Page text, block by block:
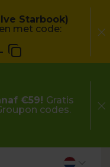
Starbook)
met code:
€59! Gratis
codes.